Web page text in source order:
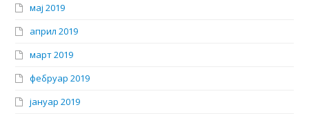
мај 2019
април 2019
март 2019
фебруар 2019
јануар 2019